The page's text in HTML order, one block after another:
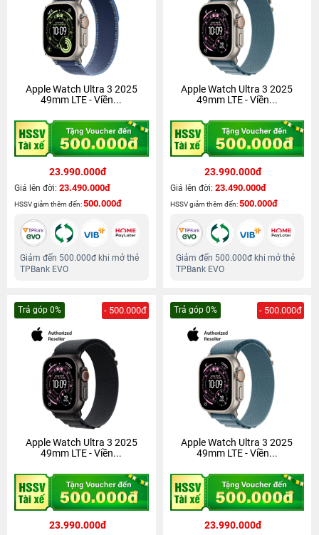
Apple Watch Ultra 3 2025
49mm LTE - Viền...
23.990.000đ
Giá lên đời: 23.490.000đ
HSSV giảm thêm đến:500.000đ
Giảm đến 500.000đ khi mở thẻ
TPBank EVO
Apple Watch Ultra 3 2025
49mm LTE - Viền...
23.990.000đ
Giá lên đời: 23.490.000đ
HSSV giảm thêm đến:500.000đ
Giảm đến 500.000đ khi mở thẻ
TPBank EVO
Trả góp 0% - 500.000đ
Apple Watch Ultra 3 2025
49mm LTE - Viền...
23.990.000đ
Trả góp 0% - 500.000đ
Apple Watch Ultra 3 2025
49mm LTE - Viền...
23.990.000đ